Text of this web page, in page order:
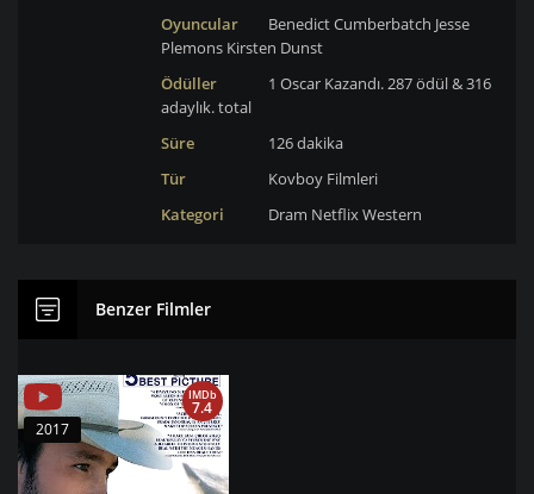
Oyuncular
Benedict Cumberbatch Jesse
Plemons Kirsten Dunst
Ödüller
1 Oscar Kazandı. 287 ödül & 316
adaylık. total
Süre
126 dakika
Tür
Kovboy Filmleri
Kategori
Dram NetflixWestern
Benzer Filmler
IMDb
7.4
2017